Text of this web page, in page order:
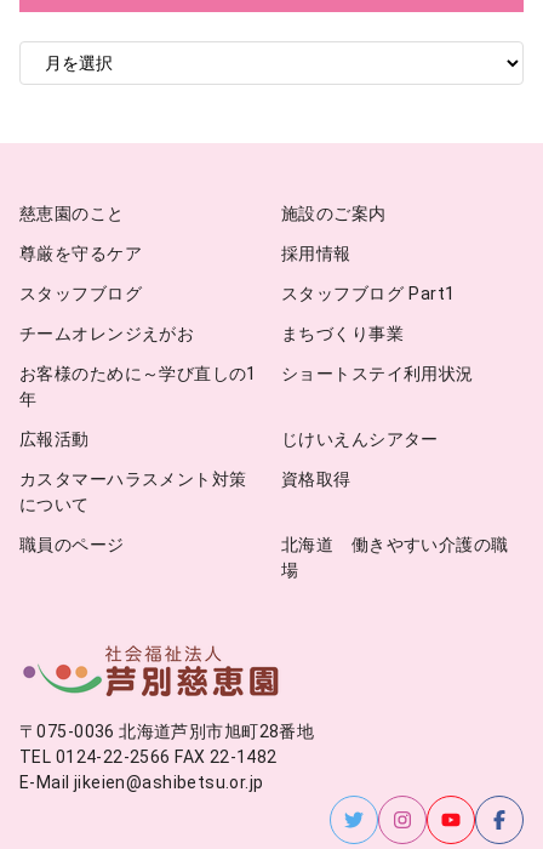
ア
カ
慈恵園のこと
施設のご案内
尊厳を守るケア
採用情報
スタッフブログ
スタッフブログ Part1
チームオレンジえがお
まちづくり事業
お客様のために～学び直しの1
年
ショートステイ利用状況
広報活動
じけいえんシアター
カスタマーハラスメント対策
について
資格取得
職員のページ
北海道 働きやすい介護の職
場
〒075-0036 北海道芦別市旭町28番地
TEL 0124-22-2566 FAX 22-1482
E-Mail jikeien@ashibetsu.or.jp